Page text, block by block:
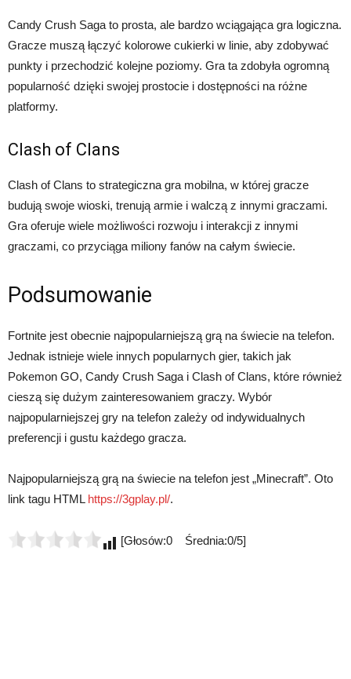
Candy Crush Saga to prosta, ale bardzo wciągająca gra logiczna.
Gracze muszą łączyć kolorowe cukierki w linie, aby zdobywać
punkty i przechodzić kolejne poziomy. Gra ta zdobyła ogromną
popularność dzięki swojej prostocie i dostępności na różne
platformy.
Clash of Clans
Clash of Clans to strategiczna gra mobilna, w której gracze
budują swoje wioski, trenują armie i walczą z innymi graczami.
Gra oferuje wiele możliwości rozwoju i interakcji z innymi
graczami, co przyciąga miliony fanów na całym świecie.
Podsumowanie
Fortnite jest obecnie najpopularniejszą grą na świecie na telefon.
Jednak istnieje wiele innych popularnych gier, takich jak
Pokemon GO, Candy Crush Saga i Clash of Clans, które również
cieszą się dużym zainteresowaniem graczy. Wybór
najpopularniejszej gry na telefon zależy od indywidualnych
preferencji i gustu każdego gracza.
Najpopularniejszą grą na świecie na telefon jest „Minecraft”. Oto
link tagu HTML https://3gplay.pl/.
[Głosów:0 Średnia:0/5]